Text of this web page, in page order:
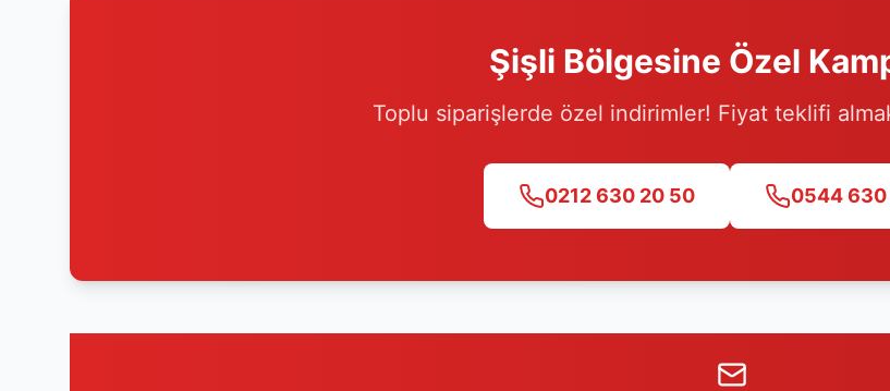
Şişli Bölgesine Özel
Toplu siparişlerde özel indirimler! Fiyat teklifi
0212 630 20 50 0544 630